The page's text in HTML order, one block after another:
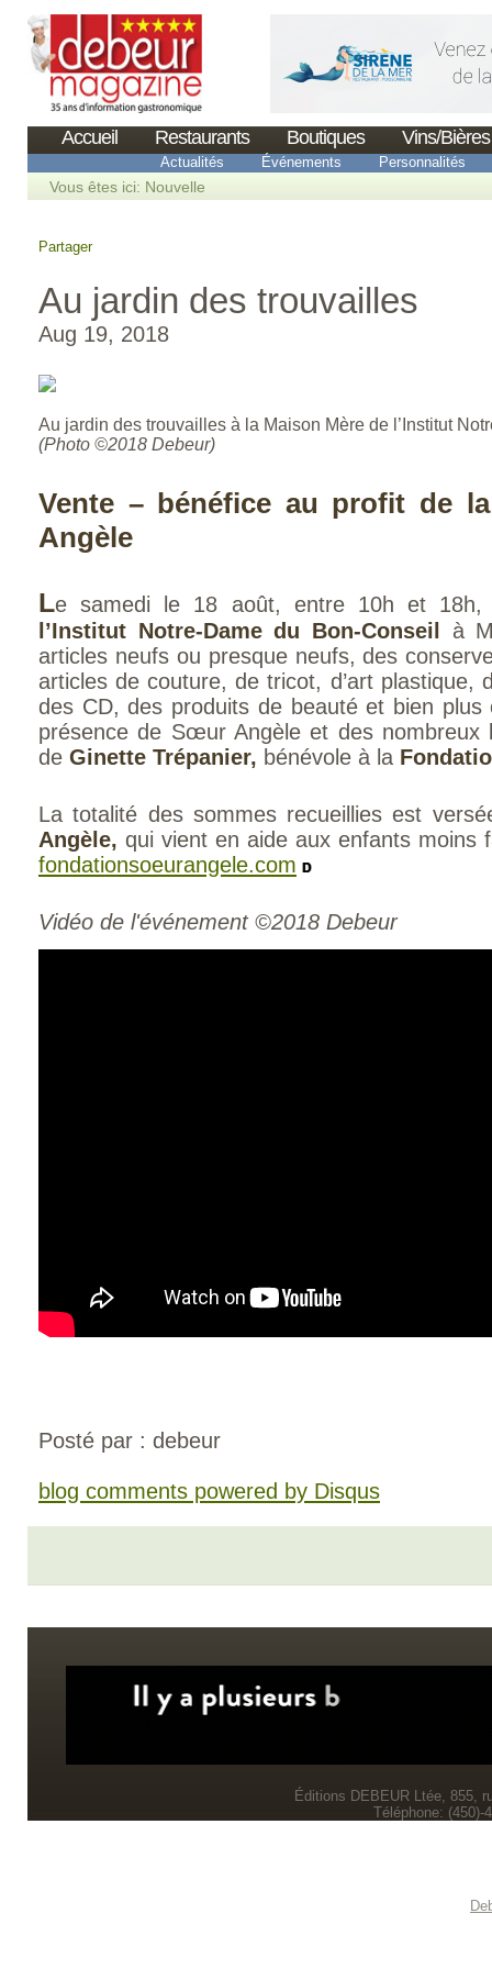
Accueil Restaurants Boutiques Vins/Bières
Actualités Événements Personnalités
Vous êtes ici: Nouvelle
Partager
Au jardin des trouvailles
Aug 19, 2018
Au jardin des trouvailles à la Maison Mère de l’Institut
(Photo ©2018 Debeur)
Vente – bénéfice au profit de
Angèle
Le samedi le 18 août, entre 10h et
l’Institut Notre-Dame du Bon-Conseil à
articles neufs ou presque neufs, des
articles de couture, de tricot, d’art plastique,
des CD, des produits de beauté et bien
présence de Sœur Angèle et des nombreux
de Ginette Trépanier, bénévole à la
La totalité des sommes recueillies est
Angèle, qui vient en aide aux enfants moins
fondationsoeurangele.com
Vidéo de l'événement ©2018 Debeur
Posté par : debeur
blog comments powered by Disqus
Éditions DEBEUR Ltée, 855,
Téléphone: (450)-